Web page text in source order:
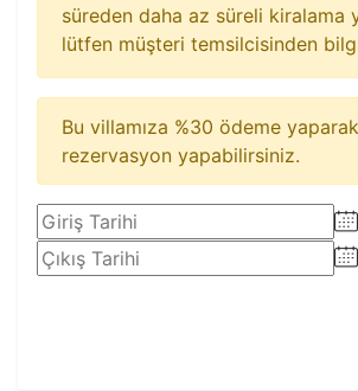
süreden daha az süreli kiralama
lütfen müşteri temsilcisinden bilgi
Bu villamıza %30 ödeme yaparak
rezervasyon yapabilirsiniz.